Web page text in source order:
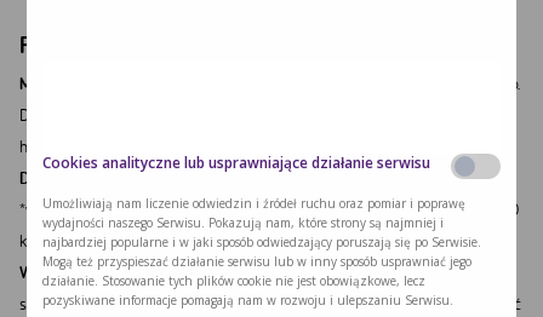
PRODUKT
Milupa PKU 2 SHAKE
to żywność specjalnego przeznaczenia medycznego.
Do postępowania dietetycznego w fenyloketonurii (PKU) i
hiperfenyloalaninemii (HPA) u dzieci w wieku powyżej 8 lat i młodzieży.
Dostępne smaki:
Milupa PKU 2 SHAKE Truskawkowy, Choco*.
*w przypadku Milupa PKU 2 SHAKE Choco wartość kaloryczna wynosi 400
kcal/100g; 200 kcal/50 g (1 porcja)
Ważne informacje:Ostrzeżenie: Produkt nie jest przeznaczony do
stosowania pozajelitowego. Stosować pod nadzorem lekarza. Nie może być
Cookies analityczne lub usprawniające działanie serwisu
Umożliwiają nam liczenie odwiedzin i źródeł ruchu oraz pomiar i poprawę
wydajności naszego Serwisu. Pokazują nam, które strony są najmniej i
najbardziej popularne i w jaki sposób odwiedzający poruszają się po Serwisie.
Mogą też przyspieszać działanie serwisu lub w inny sposób usprawniać jego
działanie. Stosowanie tych plików cookie nie jest obowiązkowe, lecz
pozyskiwane informacje pomagają nam w rozwoju i ulepszaniu Serwisu.